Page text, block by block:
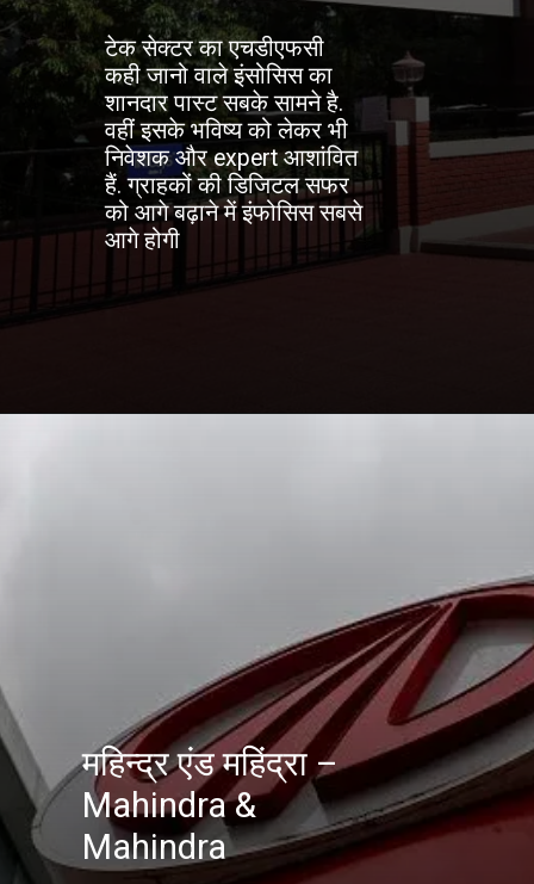
टेक सेक्टर का एचडीएफसी
कही जानो वाले इंसोसिस का
शानदार पास्ट सबके सामने है.
वहीं इसके भविष्य को लेकर भी
निवेशक और expert आशांवित
हैं. ग्राहकों की डिजिटल सफर
को आगे बढ़ाने में इंफोसिस सबसे
आगे होगी
महिन्द्र एंड महिंद्रा –
Mahindra &
Mahindra